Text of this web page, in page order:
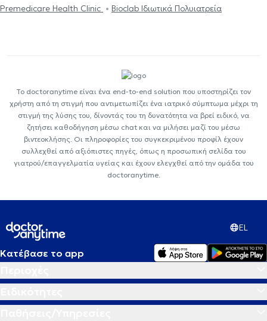
Premedicare Health Clinic
Bioclab Ιδιωτικά Πολυιατρεία
Το doctoranytime είναι ένα end-to-end solution που υποστηρίζει τον
χρήστη από τη στιγμή που αντιμετωπίζει ένα ιατρικό σύμπτωμα μέχρι τη
στιγμή της λύσης του, δίνοντάς του τη δυνατότητα να βρεί ειδικό, να
ζητήσει καθοδήγηση μέσω chat και να μιλήσει μαζί του μέσω
βιντεοκλήσης. Οι πληροφορίες του συγκεκριμένου προφίλ έχουν
συλλεχθεί από αξιόπιστες πηγές, όπως η προσωπική σελίδα του
γιατρού/επαγγελματία υγείας και έχουν ελεγχθεί από την ομάδα του
doctoranytime.
EL
Κατέβασε το app